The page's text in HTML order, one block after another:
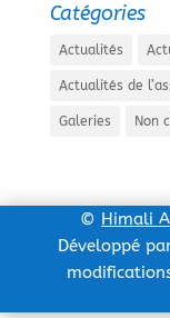
Catégories
Actualités
Actualités de
Galeries Non
© Himali
Développé